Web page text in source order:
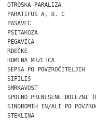
OTROŠKA PARALIZA
PARATIFUS A, B, C
PASAVEC
PSITAKOZA
PEGAVICA
RDEČKE
RUMENA MRZLICA
SEPSA PO
SIFILIS
SMRKAVOST
SPOLNO PRENESENE
SINDROMIH IN/ALI PO
STEKLINA